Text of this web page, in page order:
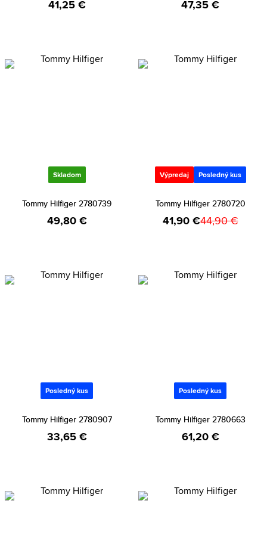
41,25 € 47,35 €
Skladom
Tommy Hilfiger 2780739
49,80 €
Výpredaj Posledný kus
Tommy Hilfiger 2780720
41,90 €44,90 €
Posledný kus
Tommy Hilfiger 2780907
33,65 €
Posledný kus
Tommy Hilfiger 2780663
61,20 €